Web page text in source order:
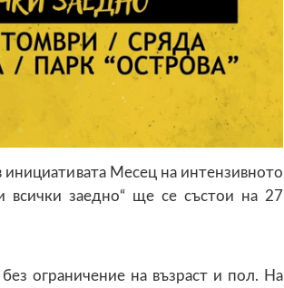
Месец на интензивното
всички заедно“ ще се състои на 27
ограничение на възраст и пол. На